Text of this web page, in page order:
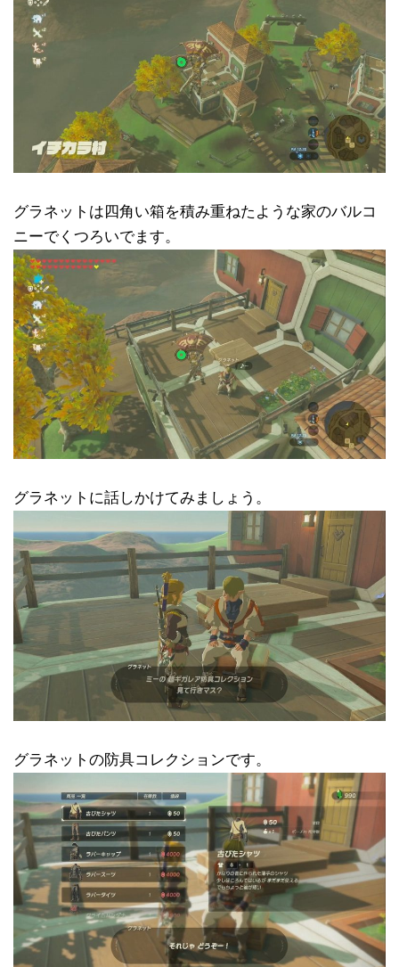
グラネットは四角い箱を積み重ねたような家のバルコ
ニーでくつろいでます。
グラネットに話しかけてみましょう。
グラネットの防具コレクションです。